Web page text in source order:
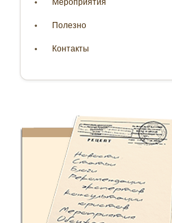
Мероприятия
Полезно
Контакты